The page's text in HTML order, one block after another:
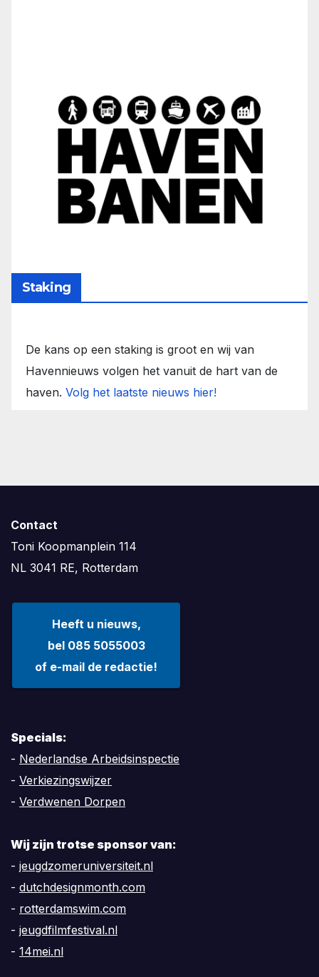
Staking
De kans op een staking is groot en wij van
Havennieuws volgen het vanuit de hart van de
haven. Volg het laatste nieuws hier!
Contact
Toni Koopmanplein 114
NL 3041 RE, Rotterdam
Heeft u nieuws,
bel 085 5055003
of e-mail de redactie!
Specials:
- Nederlandse Arbeidsinspectie
- Verkiezingswijzer
- Verdwenen Dorpen
Wij zijn trotse sponsor van:
- jeugdzomeruniversiteit.nl
- dutchdesignmonth.com
- rotterdamswim.com
- jeugdfilmfestival.nl
- 14mei.nl